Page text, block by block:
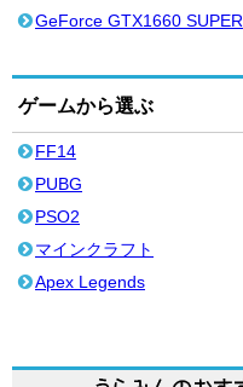
GeForce GTX1660 SUPER
ゲームから選ぶ
FF14
PUBG
PSO2
マインクラフト
Apex Legends